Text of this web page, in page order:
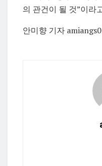
의 관건이 될 것”이라
안미향 기자